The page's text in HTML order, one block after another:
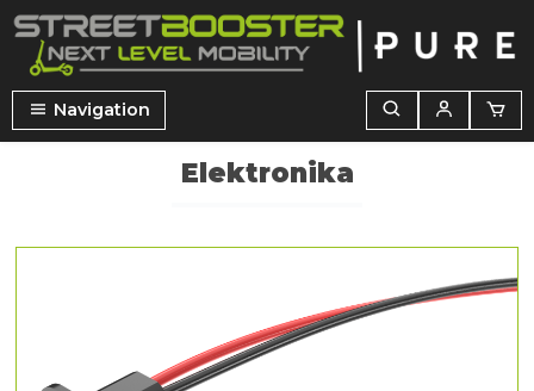
zawartości
Navigation
Elektronika